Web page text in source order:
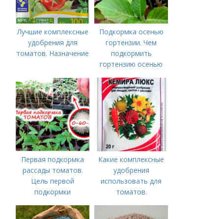
Лучшие комплексные
удобрения для
томатов. Назначение
Подкормка осенью
гортензии. Чем
подкормить
гортензию осенью
Первая подкормка
рассады томатов.
Цель первой
подкормки
Какие комплексные
удобрения
использовать для
томатов.
комплексные